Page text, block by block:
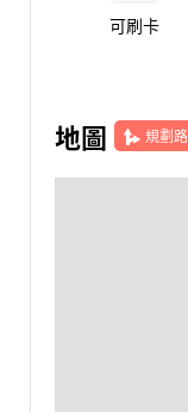
可刷卡
地圖 規劃